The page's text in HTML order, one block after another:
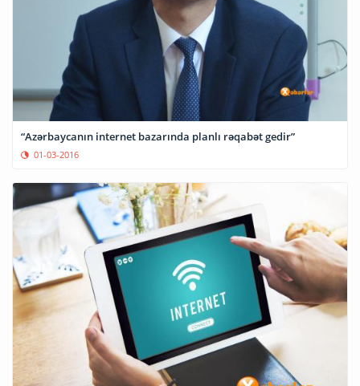
“Azərbaycanın internet bazarında planlı rəqabət gedir”
01-03-2016